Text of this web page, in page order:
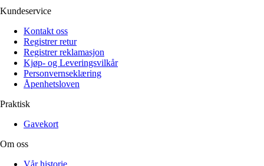
Kundeservice
Kontakt oss
Registrer retur
Registrer reklamasjon
Kjøp- og Leveringsvilkår
Personvernseklæring
Åpenhetsloven
Praktisk
Gavekort
Om oss
Vår historie